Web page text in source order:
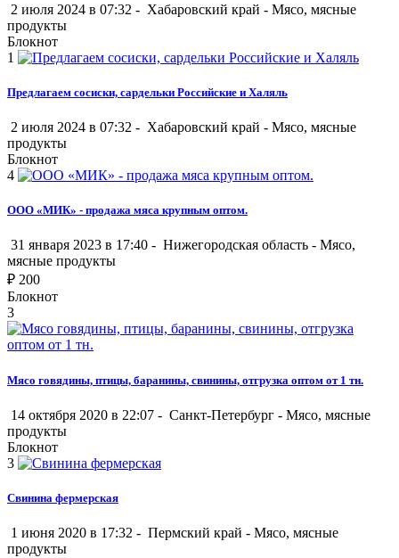
2 июля 2024 в 07:32 - Хабаровский край - Мясо, мясные
продукты
Блокнот
1
Предлагаем сосиски, сардельки Российские и Халяль
2 июля 2024 в 07:32 - Хабаровский край - Мясо, мясные
продукты
Блокнот
4
ООО «МИК» - продажа мяса крупным оптом.
31 января 2023 в 17:40 - Нижегородская область - Мясо,
мясные продукты
₽ 200
Блокнот
3
Мясо говядины, птицы, баранины, свинины, отгрузка оптом от 1 тн.
14 октября 2020 в 22:07 - Санкт-Петербург - Мясо, мясные
продукты
Блокнот
3
Свинина фермерская
1 июня 2020 в 17:32 - Пермский край - Мясо, мясные
продукты